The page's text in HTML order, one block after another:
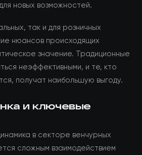
новых возможностей.
так и для розничных
нюансов происходящих
значение. Традиционные
неэффективными, и те, кто
получат наибольшую выгоду.
и ключевые
в секторе венчурных
сложным взаимодействием